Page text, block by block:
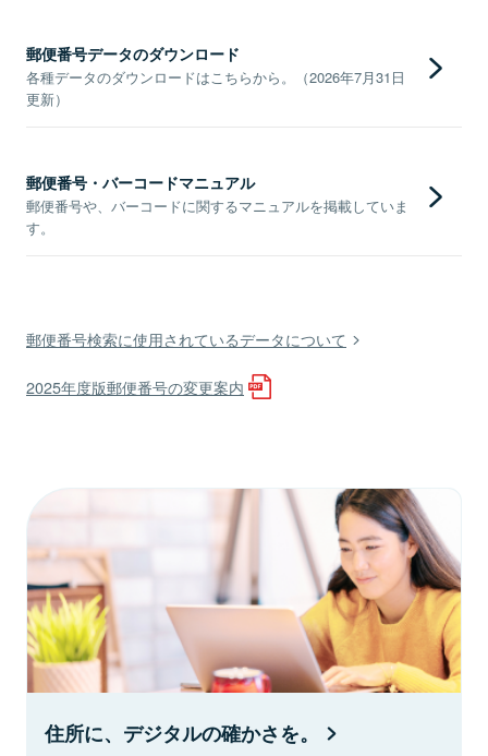
郵便番号データのダウンロード
各種データのダウンロードはこちらから。（2026年7月31日
更新）
郵便番号・バーコードマニュアル
郵便番号や、バーコードに関するマニュアルを掲載していま
す。
郵便番号検索に使用されているデータについて
2025年度版郵便番号の変更案内
住所に、デジタルの確かさを。